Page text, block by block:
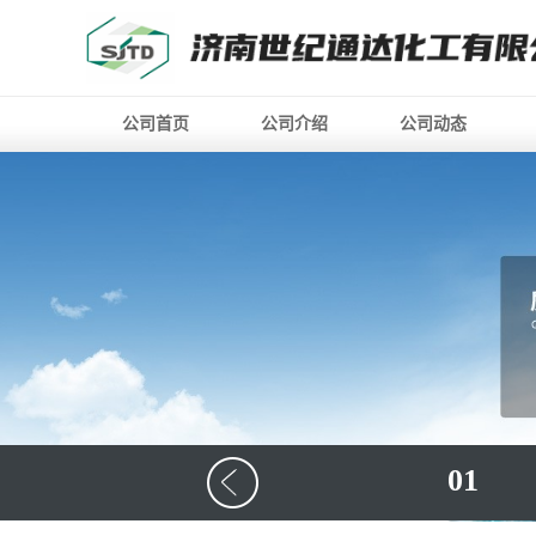
公司首页 公司介绍 公司动态
01